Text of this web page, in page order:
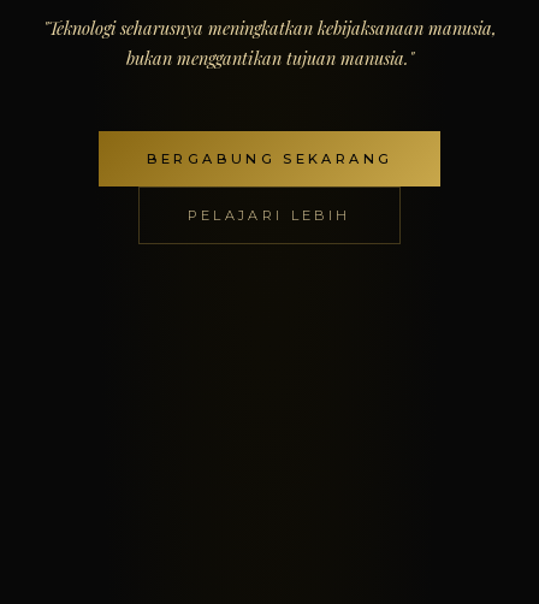
"Teknologi seharusnya meningkatkan kebijaksanaan manusia,
bukan menggantikan tujuan manusia."
BERGABUNG SEKARANG
PELAJARI LEBIH